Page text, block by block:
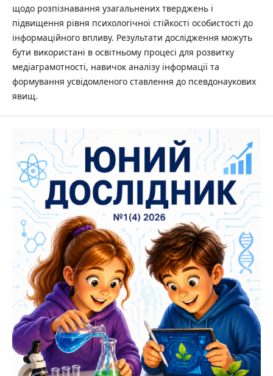
щодо розпізнавання узагальнених тверджень і
підвищення рівня психологічної стійкості особистості до
інформаційного впливу. Результати дослідження можуть
бути використані в освітньому процесі для розвитку
медіаграмотності, навичок аналізу інформації та
формування усвідомленого ставлення до псевдонаукових
явищ.